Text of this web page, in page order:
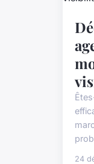
24